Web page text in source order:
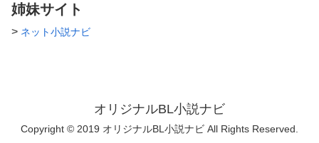
姉妹サイト
> ネット小説ナビ
オリジナルBL小説ナビ
Copyright © 2019 オリジナルBL小説ナビ All Rights Reserved.